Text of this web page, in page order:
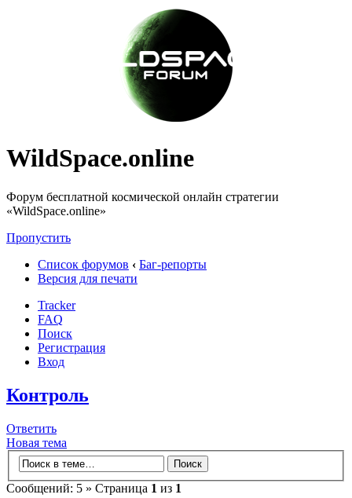
WildSpace.online
Форум бесплатной космической онлайн стратегии
«WildSpace.online»
Пропустить
Список форумов ‹ Баг-репорты
Версия для печати
Tracker
FAQ
Поиск
Регистрация
Вход
Контроль
Ответить
Новая тема
Сообщений: 5 » Страница 1 из 1